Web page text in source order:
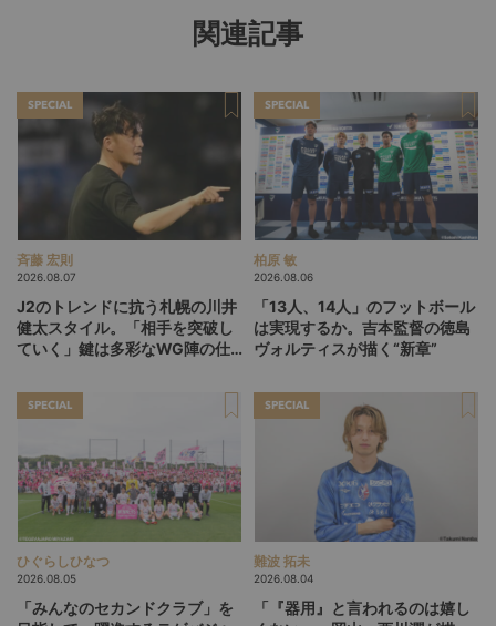
関連記事
SPECIAL
斉藤 宏則
2026.08.07
J2のトレンドに抗う札幌の川井
健太スタイル。「相手を突破し
ていく」鍵は多彩なWG陣の仕
SPECIAL
柏原 敏
2026.08.06
「13人、14人」のフットボール
は実現するか。吉本監督の徳島
ヴォルティスが描く“新章”
SPECIAL
ひぐらしひなつ
2026.08.05
「みんなのセカンドクラブ」を
SPECIAL
難波 拓未
2026.08.04
「『器用』と言われるのは嬉し